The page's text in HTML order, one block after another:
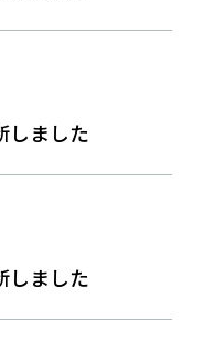
しました
しました